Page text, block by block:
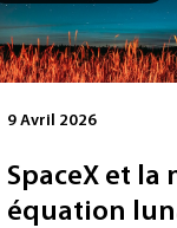
9 Avril 2026
SpaceX et la
équation